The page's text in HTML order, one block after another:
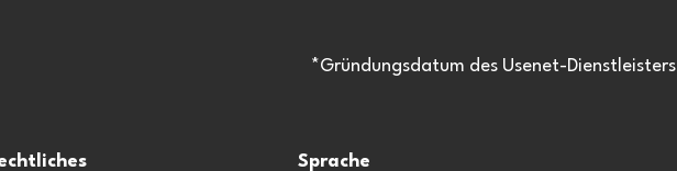
*Gründungsdatum des Usenet-Dienstleisters
Sprache